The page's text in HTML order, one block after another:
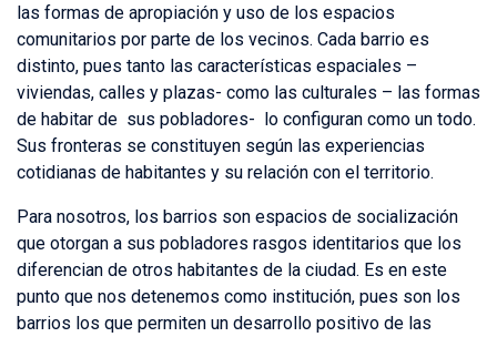
las formas de apropiación y uso de los espacios
comunitarios por parte de los vecinos. Cada barrio es
distinto, pues tanto las características espaciales –
viviendas, calles y plazas- como las culturales – las formas
de habitar de sus pobladores- lo configuran como un todo.
Sus fronteras se constituyen según las experiencias
cotidianas de habitantes y su relación con el territorio.
Para nosotros, los barrios son espacios de socialización
que otorgan a sus pobladores rasgos identitarios que los
diferencian de otros habitantes de la ciudad. Es en este
punto que nos detenemos como institución, pues son los
barrios los que permiten un desarrollo positivo de las